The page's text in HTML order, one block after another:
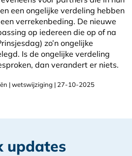
een ongelijke verdeling hebben
verrekenbeding. De nieuwe
op iedereen die op of na
zo’n ongelijke
Is de ongelijke verdeling
dan verandert er niets.
| wetswijziging | 27-10-2025
updates